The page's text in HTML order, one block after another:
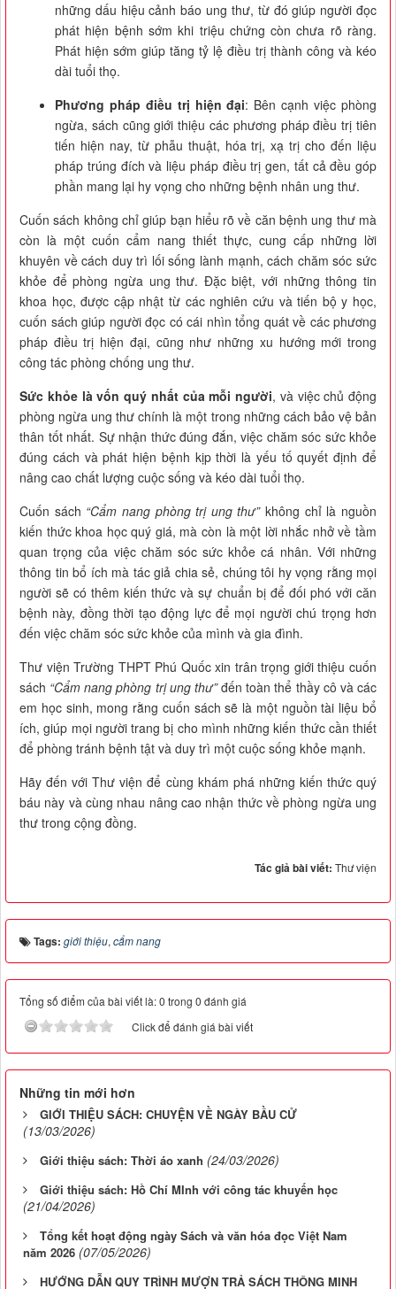
những dấu hiệu cảnh báo ung thư, từ đó giúp người đọc
phát hiện bệnh sớm khi triệu chứng còn chưa rõ ràng.
Phát hiện sớm giúp tăng tỷ lệ điều trị thành công và kéo
dài tuổi thọ.
Phương pháp điều trị hiện đại: Bên cạnh việc phòng
ngừa, sách cũng giới thiệu các phương pháp điều trị tiên
tiến hiện nay, từ phẫu thuật, hóa trị, xạ trị cho đến liệu
pháp trúng đích và liệu pháp điều trị gen, tất cả đều góp
phần mang lại hy vọng cho những bệnh nhân ung thư.
Cuốn sách không chỉ giúp bạn hiểu rõ về căn bệnh ung thư mà
còn là một cuốn cẩm nang thiết thực, cung cấp những lời
khuyên về cách duy trì lối sống lành mạnh, cách chăm sóc sức
khỏe để phòng ngừa ung thư. Đặc biệt, với những thông tin
khoa học, được cập nhật từ các nghiên cứu và tiến bộ y học,
cuốn sách giúp người đọc có cái nhìn tổng quát về các phương
pháp điều trị hiện đại, cũng như những xu hướng mới trong
công tác phòng chống ung thư.
Sức khỏe là vốn quý nhất của mỗi người, và việc chủ động
phòng ngừa ung thư chính là một trong những cách bảo vệ bản
thân tốt nhất. Sự nhận thức đúng đắn, việc chăm sóc sức khỏe
đúng cách và phát hiện bệnh kịp thời là yếu tố quyết định để
nâng cao chất lượng cuộc sống và kéo dài tuổi thọ.
Cuốn sách “Cẩm nang phòng trị ung thư”không chỉ là nguồn
kiến thức khoa học quý giá, mà còn là một lời nhắc nhở về tầm
quan trọng của việc chăm sóc sức khỏe cá nhân. Với những
thông tin bổ ích mà tác giả chia sẻ, chúng tôi hy vọng rằng mọi
người sẽ có thêm kiến thức và sự chuẩn bị để đối phó với căn
bệnh này, đồng thời tạo động lực để mọi người chú trọng hơn
đến việc chăm sóc sức khỏe của mình và gia đình.
Thư viện Trường THPT Phú Quốc xin trân trọng giới thiệu cuốn
sách “Cẩm nang phòng trị ung thư”đến toàn thể thầy cô và các
em học sinh, mong rằng cuốn sách sẽ là một nguồn tài liệu bổ
ích, giúp mọi người trang bị cho mình những kiến thức cần thiết
để phòng tránh bệnh tật và duy trì một cuộc sống khỏe mạnh.
Hãy đến với Thư viện để cùng khám phá những kiến thức quý
báu này và cùng nhau nâng cao nhận thức về phòng ngừa ung
thư trong cộng đồng.
Tác giả bài viết: Thư viện
Tags: giới thiệu,cẩm nang
Tổng số điểm của bài viết là: 0 trong 0 đánh giá
Click để đánh giá bài viết
Những tin mới hơn
GIỚI THIỆU SÁCH: CHUYỆN VỀ NGÀY BẦU CỬ
(13/03/2026)
Giới thiệu sách: Thời áo xanh (24/03/2026)
Giới thiệu sách: Hồ Chí MInh với công tác khuyến học
(21/04/2026)
Tổng kết hoạt động ngày Sách và văn hóa đọc Việt Nam
năm 2026 (07/05/2026)
HƯỚNG DẪN QUY TRÌNH MƯỢN TRẢ SÁCH THÔNG MINH